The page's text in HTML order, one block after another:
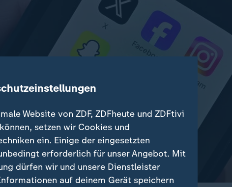
Website von ZDF, ZDFheute und ZDFtivi
setzen wir Cookies und
ein. Einige der eingesetzten
erforderlich für unser Angebot. Mit
dürfen wir und unsere Dienstleister
auf deinem Gerät speichern